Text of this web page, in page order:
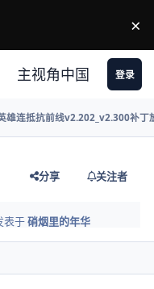
×
主视角中国 登录
雄连抵抗前线v2.202_v2.300补丁
分享 关注者
表于硝烟里的年华